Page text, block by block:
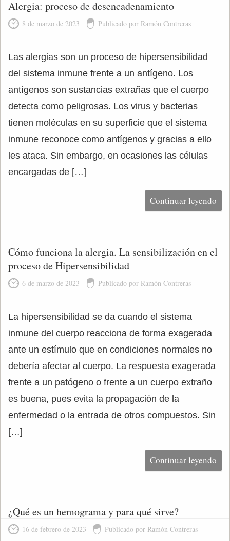
Alergia: proceso de desencadenamiento
8 de marzo de 2023 Publicado por Ramón Contreras
Las alergias son un proceso de hipersensibilidad
del sistema inmune frente a un antígeno. Los
antígenos son sustancias extrañas que el cuerpo
detecta como peligrosas. Los virus y bacterias
tienen moléculas en su superficie que el sistema
inmune reconoce como antígenos y gracias a ello
les ataca. Sin embargo, en ocasiones las células
encargadas de […]
Continuar leyendo
Cómo funciona la alergia. La sensibilización en el
proceso de Hipersensibilidad
6 de marzo de 2023 Publicado por Ramón Contreras
La hipersensibilidad se da cuando el sistema
inmune del cuerpo reacciona de forma exagerada
ante un estímulo que en condiciones normales no
debería afectar al cuerpo. La respuesta exagerada
frente a un patógeno o frente a un cuerpo extraño
es buena, pues evita la propagación de la
enfermedad o la entrada de otros compuestos. Sin
[…]
Continuar leyendo
¿Qué es un hemograma y para qué sirve?
16 de febrero de 2023 Publicado por Ramón Contreras